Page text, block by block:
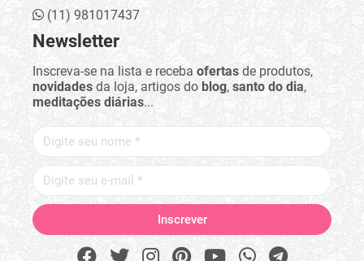
(11) 981017437
Newsletter
Inscreva-se na lista e receba ofertas de produtos,
novidades da loja, artigos do blog, santo do dia,
meditações diárias...